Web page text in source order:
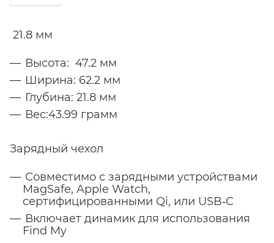
21.8 мм
Высота: 47.2 мм
Ширина: 62.2 мм
Глубина: 21.8 мм
Вес:43.99 грамм
Зарядный чехол
Совместимо с зарядными устройствами
MagSafe, Apple Watch,
сертифицированными Qi, или USB‑C
Включает динамик для использования
Find My